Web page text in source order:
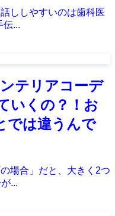
ししやすいのは歯科医
伝...
テリアコーデ
いくの？！お
では違うんで
場合」だと、大きく2つ
...